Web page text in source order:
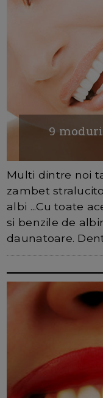
9
Multi dintre noi
zambet
albi ...Cu toate
si benzile de
daunatoare.